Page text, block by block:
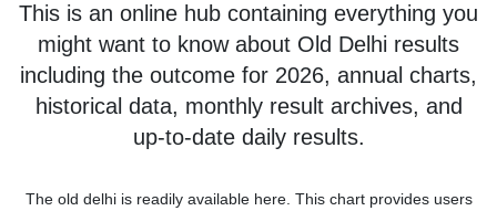
This is an online hub containing everything you
might want to know about Old Delhi results
including the outcome for 2026, annual charts,
historical data, monthly result archives, and
up-to-date daily results.
The old delhi is readily available here. This chart provides users